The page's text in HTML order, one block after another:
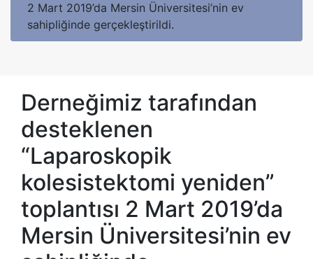
2 Mart 2019’da Mersin Üniversitesi’nin ev
sahipliğinde gerçekleştirildi.
Derneğimiz tarafından
desteklenen
“Laparoskopik
kolesistektomi yeniden”
toplantısı 2 Mart 2019’da
Mersin Üniversitesi’nin ev